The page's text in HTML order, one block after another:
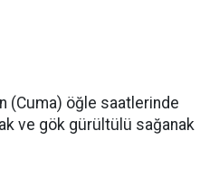
(Cuma) öğle saatlerinde
ve gök gürültülü sağanak